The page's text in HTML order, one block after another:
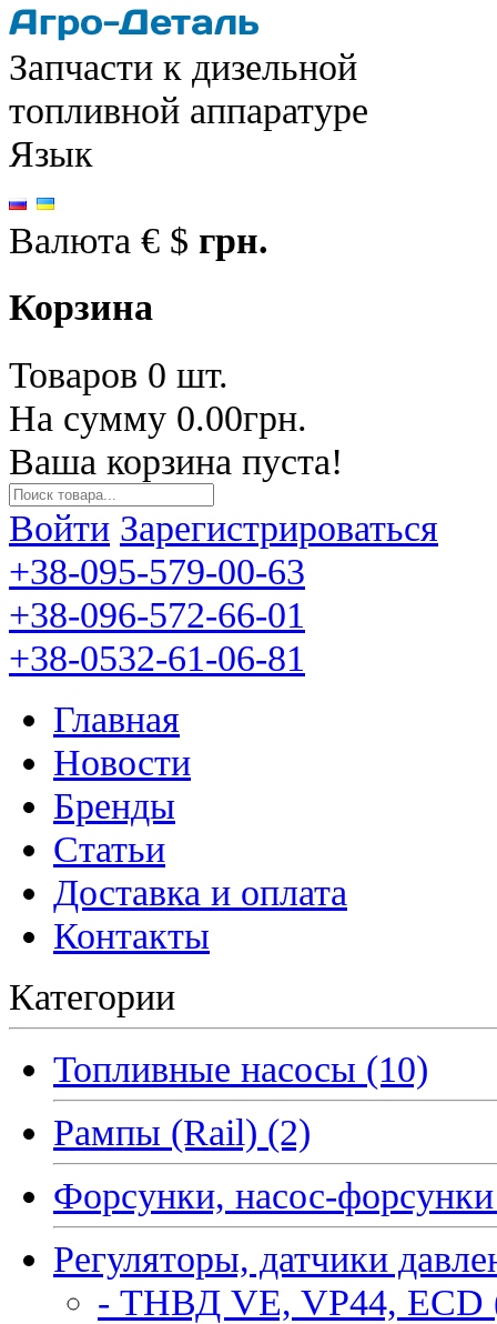
Запчасти к дизельной
топливной аппаратуре
Язык
Валюта € $ грн.
Корзина
Товаров 0 шт.
На сумму 0.00грн.
Ваша корзина пуста!
Войти Зарегистрироваться
+38-095-579-00-63
+38-096-572-66-01
+38-0532-61-06-81
Главная
Новости
Бренды
Статьи
Доставка и оплата
Контакты
Категории
Топливные насосы (10)
Рампы (Rail) (2)
Форсунки, насос-
Регуляторы, датчики
- ТНВД VE, VP44, ECD